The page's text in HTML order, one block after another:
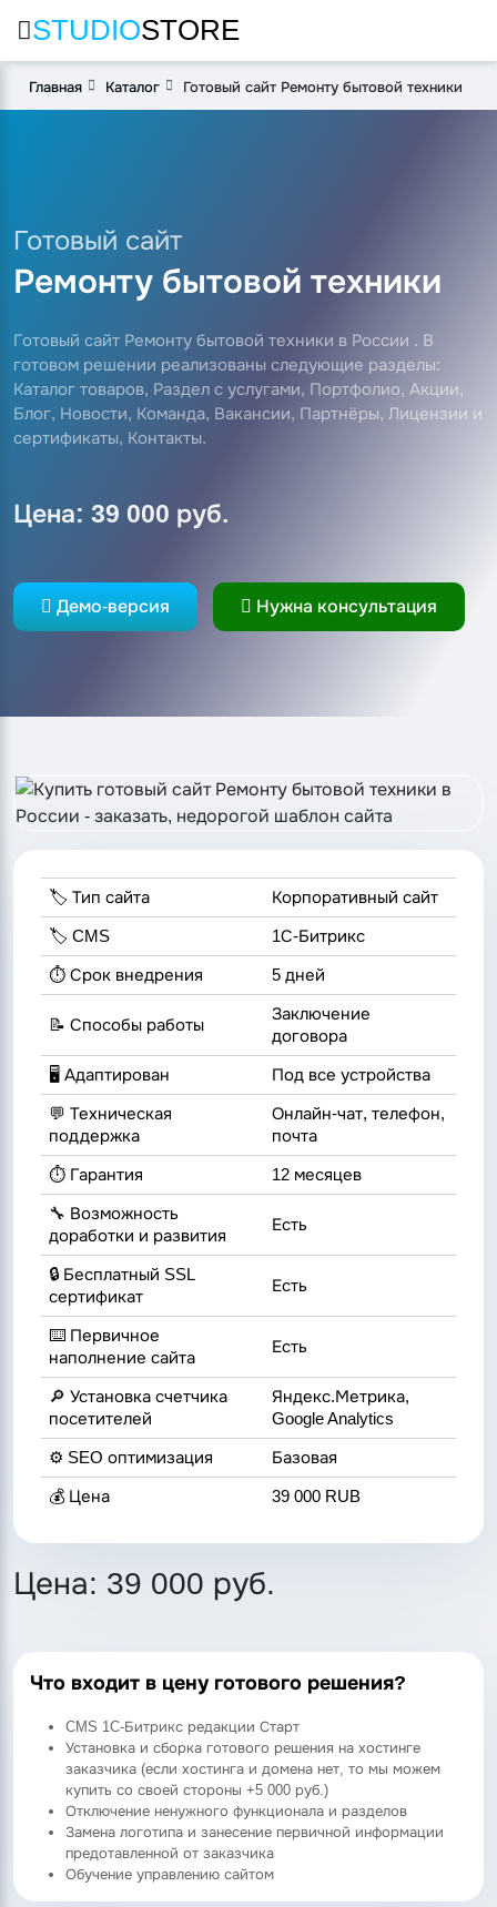
Главная Каталог Готовый сайт Ремонту бытовой техники
Готовый сайт
Ремонту бытовой техники
Готовый сайт Ремонту бытовой техники в России . В
готовом решении реализованы следующие разделы:
Каталог товаров, Раздел с услугами, Портфолио, Акции,
Блог, Новости, Команда, Вакансии, Партнёры, Лицензии и
сертификаты, Контакты.
Цена: 39 000 руб.
Демо-версия Нужна консультация
🏷️ Тип сайта Корпоративный сайт
🏷️ CMS 1С-Битрикс
⏱️ Срок внедрения 5 дней
📝 Способы работы
Заключение
договора
🖥 Адаптирован Под все устройства
💬 Техническая
поддержка
Онлайн-чат, телефон,
почта
⏱️ Гарантия 12 месяцев
🔧 Возможность
доработки и развития
Есть
🔒 Бесплатный SSL
сертификат
Есть
⌨️ Первичное
наполнение сайта
Есть
🔎 Установка счетчика
посетителей
Яндекс.Метрика,
Google Analytics
⚙️ SEO оптимизация Базовая
💰 Цена 39 000 RUB
Цена: 39 000 руб.
Что входит в цену готового решения?
CMS 1C-Битрикс редакции Старт
Установка и сборка готового решения на хостинге
заказчика (если хостинга и домена нет, то мы можем
купить со своей стороны +5 000 руб.)
Отключение ненужного функционала и разделов
Замена логотипа и занесение первичной информации
предотавленной от заказчика
Обучение управлению сайтом
STUDIOSTORE